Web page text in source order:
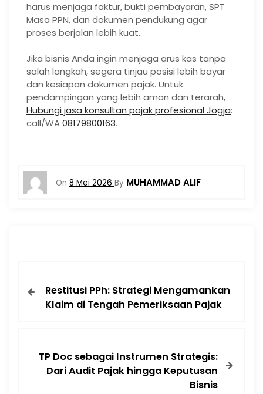
harus menjaga faktur, bukti pembayaran, SPT
Masa PPN, dan dokumen pendukung agar
proses berjalan lebih kuat.
Jika bisnis Anda ingin menjaga arus kas tanpa
salah langkah, segera tinjau posisi lebih bayar
dan kesiapan dokumen pajak. Untuk
pendampingan yang lebih aman dan terarah,
Hubungi jasa konsultan pajak profesional Jogja:
call/WA08179800163.
On 8 Mei 2026 By MUHAMMAD ALIF
Restitusi PPh: Strategi Mengamankan
Klaim di Tengah Pemeriksaan Pajak
TP Doc sebagai Instrumen Strategis:
Dari Audit Pajak hingga Keputusan
Bisnis